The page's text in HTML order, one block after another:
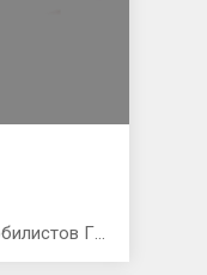
Краснознаменск. ул Автомобилистов ГСК